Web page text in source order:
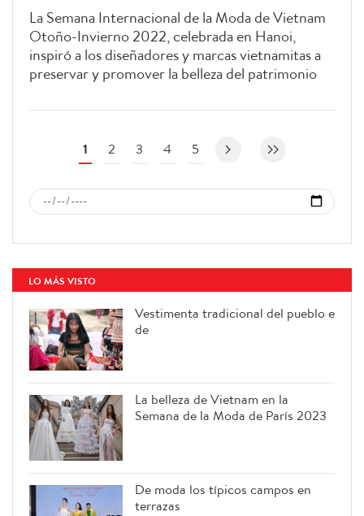
La Semana Internacional de la Moda de Vietnam
Otoño-Invierno 2022, celebrada en Hanoi,
inspiró a los diseñadores y marcas vietnamitas a
preservar y promover la belleza del patrimonio
perspectiva creativa del arte en la moda.
1 2 3 4 5
LO MÁS VISTO
Vestimenta tradicional del pueblo e
de
La belleza de Vietnam en la
Semana de la Moda de París 2023
De moda los típicos campos en
terrazas